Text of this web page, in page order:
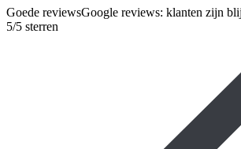
Goede reviewsGoogle reviews: klanten zijn
5/5 sterren